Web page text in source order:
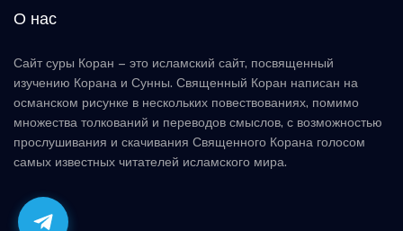
О нас
Сайт суры Коран – это исламский сайт, посвященный
изучению Корана и Сунны. Священный Коран написан на
османском рисунке в нескольких повествованиях, помимо
множества толкований и переводов смыслов, с возможностью
прослушивания и скачивания Священного Корана голосом
самых известных читателей исламского мира.